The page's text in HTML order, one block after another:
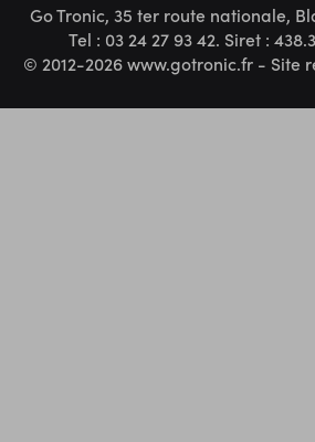
Go Tronic, 35 ter route nationale,
Tel : 03 24 27 93 42. Siret :
© 2012-2026 www.gotronic.fr - Site